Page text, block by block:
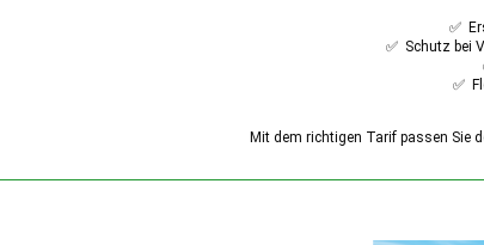
✅
✅ Schutz bei
✅
Mit dem richtigen Tarif passen Sie